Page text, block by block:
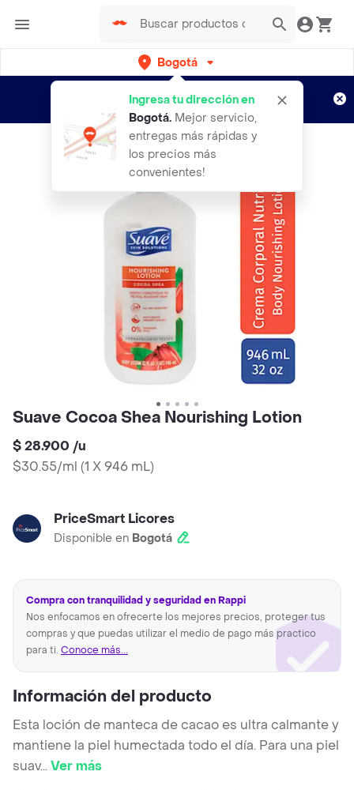
Bogotá
Ingresa tu dirección en
Bogotá. Mejor servicio,
entregas más rápidas y
los precios más
convenientes!
envíos gratis por semanas
Aplican TyC
Suave Cocoa Shea Nourishing Lotion
$ 28.900 /u
$30.55/ml (1 X 946 mL)
PriceSmart Licores
Disponible en Bogotá
Compra con tranquilidad y seguridad en Rappi
Nos enfocamos en ofrecerte los mejores precios, proteger tus
compras y que puedas utilizar el medio de pago más practico
para ti. Conoce más...
Información del producto
Esta loción de manteca de cacao es ultra calmante y
mantiene la piel humectada todo el día. Para una piel
suav...Ver más